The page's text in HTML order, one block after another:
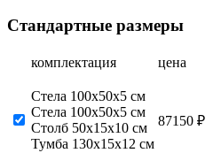
Стандартные размеры
комплектация цена
Стела 100х50х5 см
Стела 100х50х5 см
Столб 50х15х10 см
Тумба 130х15х12 см
87150 ₽